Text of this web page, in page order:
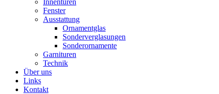
Innentüren
Fenster
Ausstattung
Ornamentglas
Sonderverglasungen
Sonderornamente
Garnituren
Technik
Über uns
Links
Kontakt